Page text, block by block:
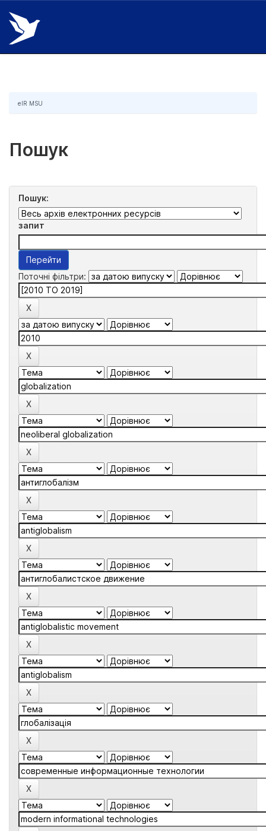
Skip
navigation
eIR MSU
Пошук
Пошук:
запит
Поточні фільтри: